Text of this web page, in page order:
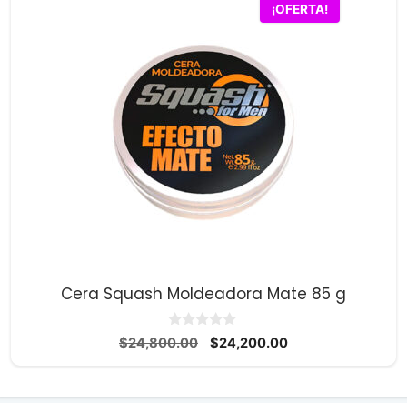
¡OFERTA!
Cera Squash Moldeadora Mate 85 g
0
d
$24,800.00
El
era:
$24,200.00El
es: